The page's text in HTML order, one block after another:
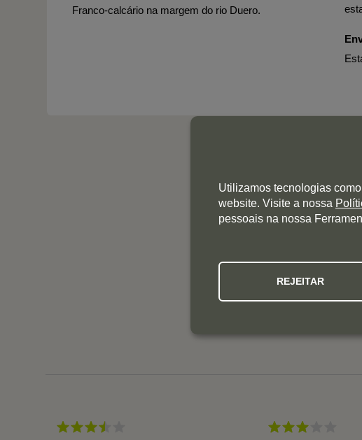
Franco-calcário na margem do rio Duero.
Utilizamos tecnologias
website. Visite a nossa
pessoais na nossa
REJEITAR